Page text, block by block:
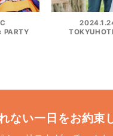
PARTY
ない一日をお約束